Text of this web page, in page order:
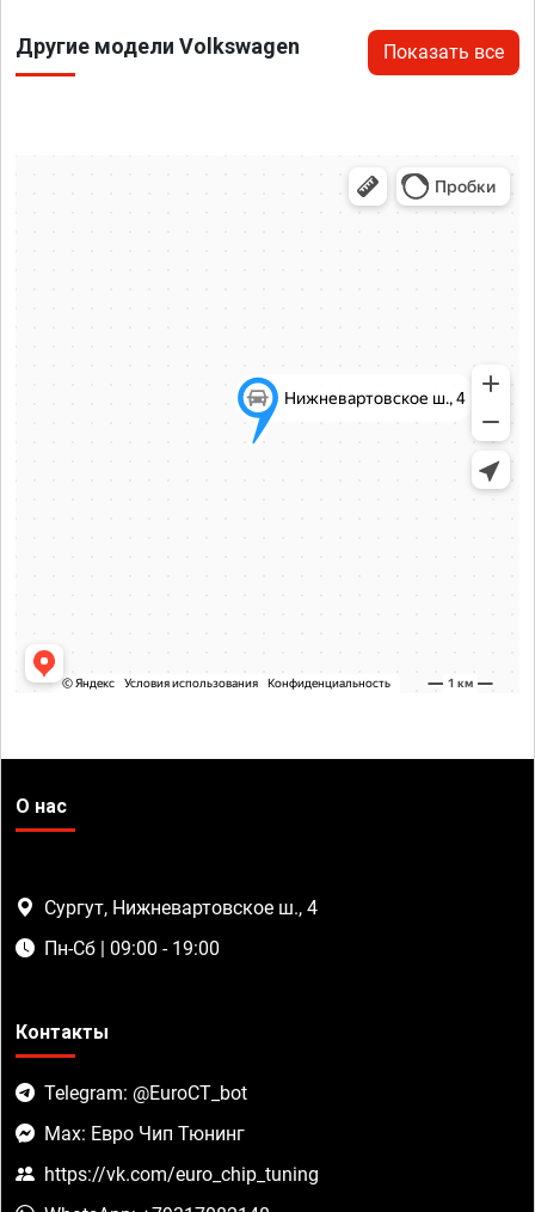
Другие модели Volkswagen Показать все
О нас
Сургут, Нижневартовское ш., 4
Пн-Сб | 09:00 - 19:00
Контакты
Telegram: @EuroCT_bot
Max: Евро Чип Тюнинг
https://vk.com/euro_chip_tuning